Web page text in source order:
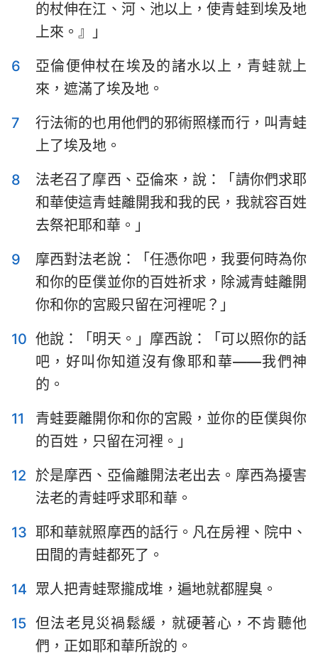
彌迦書
哈巴谷書 西番雅書
哈該書
瑪拉基書
的杖伸在江、河、池以上，使青蛙到埃及地
上來。』」
6
亞倫便伸杖在埃及的諸水以上，青蛙就上
來，遮滿了埃及地。
7
行法術的也用他們的邪術照樣而行，叫青蛙
上了埃及地。
8
法老召了摩西、亞倫來，說：「請你們求耶
和華使這青蛙離開我和我的民，我就容百姓
去祭祀耶和華。」
9
摩西對法老說：「任憑你吧，我要何時為你
和你的臣僕並你的百姓祈求，除滅青蛙離開
你和你的宮殿只留在河裡呢？」
10 他說：「明天。」摩西說：「可以照你的話
吧，好叫你知道沒有像耶和華——我們神
的。
11
青蛙要離開你和你的宮殿，並你的臣僕與你
的百姓，只留在河裡。」
12
於是摩西、亞倫離開法老出去。摩西為擾害
法老的青蛙呼求耶和華。
13 耶和華就照摩西的話行。凡在房裡、院中、
田間的青蛙都死了。
14 眾人把青蛙聚攏成堆，遍地就都腥臭。
15 但法老見災禍鬆緩，就硬著心，不肯聽他
們，正如耶和華所說的。